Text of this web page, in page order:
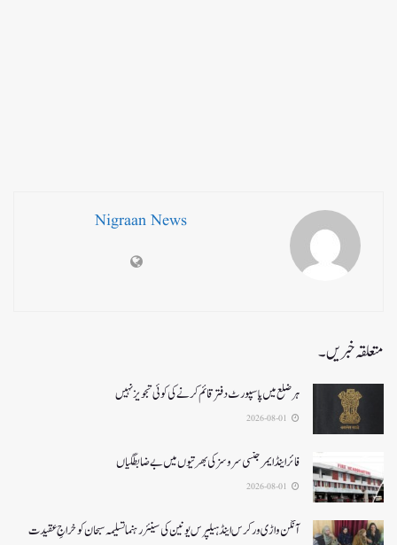
Nigraan News
متعلقہ خبریں۔
ہر ضلع میں پاسپورٹ دفتر قائم کرنے کی کوئی تجویز نہیں
فائر اینڈ ایمرجنسی سروسزکی بھرتیوں میں بے ضابطگیاں
آنگن واڑی ورکرس اینڈ ہیلپرس یونین کی سینئر رہنما تسلیمہ سبحان کو خراجِ عقیدت